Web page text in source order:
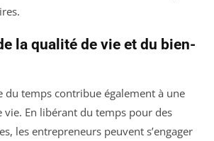
la qualité de vie et du bien-
du temps contribue également à une
En libérant du temps pour des
les entrepreneurs peuvent s’engager